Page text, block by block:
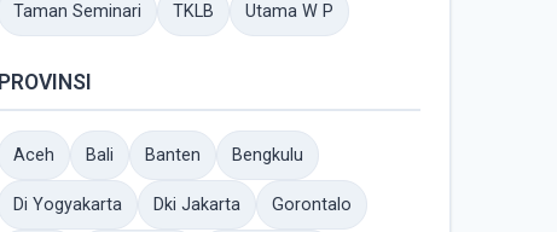
Taman Seminari TKLB Utama W P
PROVINSI
Aceh Bali Banten Bengkulu
Di Yogyakarta Dki Jakarta Gorontalo